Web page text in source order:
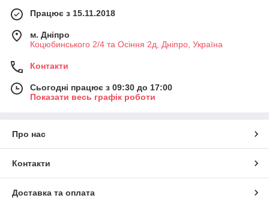
Працює з 15.11.2018
м. Дніпро
Коцюбинського 2/4 та Осіння 2д, Дніпро, Україна
Контакти
Сьогодні працює з 09:30 до 17:00
Показати весь графік роботи
Про нас
Контакти
Доставка та оплата